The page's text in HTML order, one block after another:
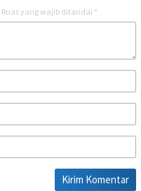
Ruas yang wajib ditandai *